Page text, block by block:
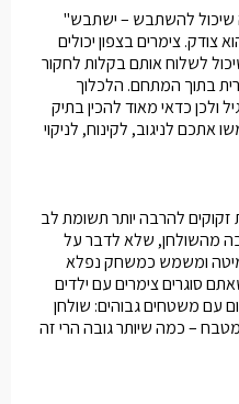
להשתבש – ישתבש"
צימרים בצפון יכולים
לשלוח אותם בקלות לחקור
בתוך המתחם. הלכלוך
ולכן כדאי מאוד להכין בתיק
אתכם לניגוב, לקינוח, לניקוי
להרבה יותר תשומת לב
מהשולחן, שלא לדבר על
ומשמש כמשחק נפלא
סוגרים צימרים עם ילדים
עם משטחים גבוהים: שולחן
– כמה שיותר גובה הרי זה